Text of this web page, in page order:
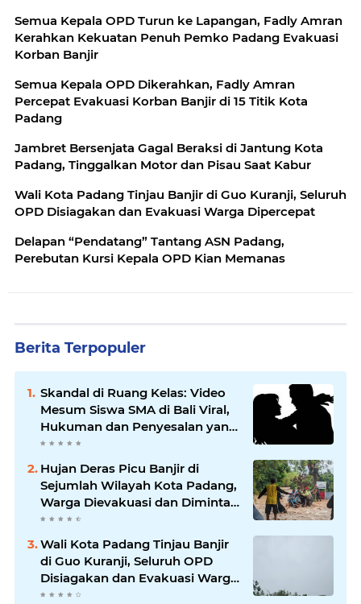
Semua Kepala OPD Turun ke Lapangan, Fadly Amran
Kerahkan Kekuatan Penuh Pemko Padang Evakuasi
Korban Banjir
Semua Kepala OPD Dikerahkan, Fadly Amran
Percepat Evakuasi Korban Banjir di 15 Titik Kota
Padang
Jambret Bersenjata Gagal Beraksi di Jantung Kota
Padang, Tinggalkan Motor dan Pisau Saat Kabur
Wali Kota Padang Tinjau Banjir di Guo Kuranji, Seluruh
OPD Disiagakan dan Evakuasi Warga Dipercepat
Delapan “Pendatang” Tantang ASN Padang,
Perebutan Kursi Kepala OPD Kian Memanas
Berita Terpopuler
Skandal di Ruang Kelas: Video
Mesum Siswa SMA di Bali Viral,
Hukuman dan Penyesalan yang
Mengikuti
Hujan Deras Picu Banjir di
Sejumlah Wilayah Kota Padang,
Warga Dievakuasi dan Diminta
Waspada Banjir Susulan
Wali Kota Padang Tinjau Banjir
di Guo Kuranji, Seluruh OPD
Disiagakan dan Evakuasi Warga
Dipercepat